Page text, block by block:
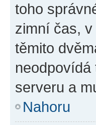
toho
zimní čas,
těmito
serveru a
Nahoru